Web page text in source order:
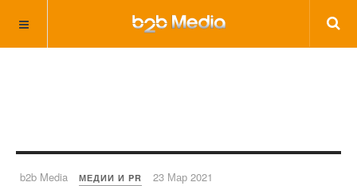
b2b Media МЕДИИ И PR 23 Мар 2021